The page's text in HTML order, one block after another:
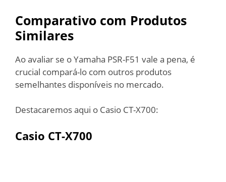
Comparativo com Produtos
Similares
Ao avaliar se o Yamaha PSR-F51 vale a pena, é
crucial compará-lo com outros produtos
semelhantes disponíveis no mercado.
Destacaremos aqui o Casio CT-X700:
Casio CT-X700